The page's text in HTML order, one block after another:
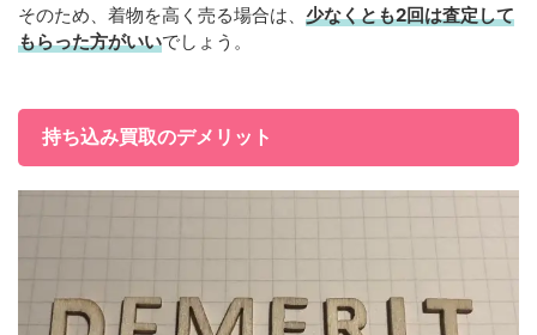
そのため、着物を高く売る場合は、 少なくとも2回は査定して
もらった方がいいでしょう。
持ち込み買取のデメリット